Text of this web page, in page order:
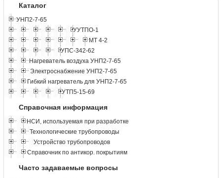
Каталог
УНП2-7-65
УУТПО-1
МТ 4-2
УПС-342-62
Нагреватель воздуха УНП2-7-65
Электроснабжение УНП2-7-65
Гибкий нагреватель для УНП2-7-65
УТП5-15-69
Справочная информация
НСИ, используемая при разработке
Технологические трубопроводы
Устройство трубопроводов
Справочник по антикор. покрытиям
Часто задаваемые вопросы